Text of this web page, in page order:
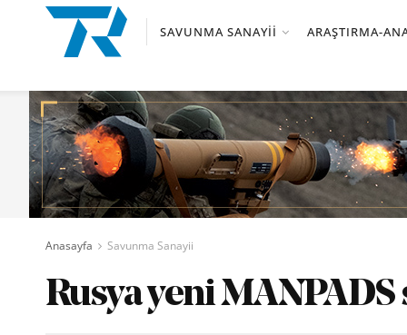
SAVUNMA SANAYII ARAŞTIRMA-
Anasayfa Savunma Sanayii
Rusya yeni